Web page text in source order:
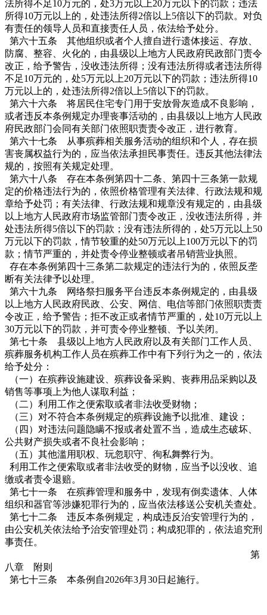
法所得不足10万元的，处3万元以上20万元以下的罚款；违法
所得10万元以上的，处违法所得2倍以上5倍以下的罚款。对负
有责任的领导人员和直接责任人员，依法给予处分。
第六十五条 其他组织或者个人擅自进行遗体接运、存放、
防腐、整容、火化的，由县级以上地方人民政府民政部门责令
改正，给予警告，没收违法所得；没有违法所得或者违法所得
不足10万元的，处5万元以上20万元以下的罚款；违法所得10
万元以上的，处违法所得2倍以上5倍以下的罚款。
第六十六条 将居民住宅专门用于安放骨灰造成不良影响，
或者违反本条例规定办理丧事活动的，由县级以上地方人民政
府民政部门会同有关部门依照职责责令改正，进行教育。
第六十七条 从事殡葬相关服务活动的组织和个人，存在损
害丧属权益行为的，应当依法承担民事责任。违反其他法律法
规的，按照有关规定处理。
第六十八条 存在本条例第四十二条、第四十三条第一款规
定的价格违法行为的，依照价格管理有关法律、行政法规和规
章给予处罚；有关法律、行政法规和规章没有规定的，由县级
以上地方人民政府市场监管部门责令改正，没收违法所得，并
处违法所得5倍以下的罚款；没有违法所得的，处5万元以上50
万元以下的罚款，情节较重的处50万元以上100万元以下的罚
款；情节严重的，并处责令停业整顿或者吊销营业执照。
存在本条例第四十三条第二款规定的违法行为的，依照反垄
断有关法律予以处理。
第六十九条 网络祭扫服务平台违反本条例规定的，由县级
以上地方人民政府民政、公安、网信、电信等部门依照职责责
令改正，给予警告；拒不改正或者情节严重的，处10万元以上
30万元以下的罚款，并可责令停业整顿、予以关闭。
第七十条 县级以上地方人民政府以及有关部门工作人员、
殡葬服务机构工作人员在殡葬工作中有下列行为之一的，依法
给予处分：
（一）在殡葬设施建设、殡葬设备采购、丧葬用品采购以及
销售等事项上为他人谋取利益；
（二）利用工作之便索取或者非法收受财物；
（三）对不符合本条例规定的殡葬设施予以批准、建设；
（四）对违法问题隐瞒不报或者处置不当，造成生态破坏、
公共财产损失或者不良社会影响；
（五）其他滥用职权、玩忽职守、徇私舞弊行为。
利用工作之便索取或者非法收受的财物，应当予以没收、追
缴或者责令退赔。
第七十一条 在殡葬管理和服务中，发现有倒卖遗体、人体
组织和器官等涉嫌犯罪行为的，应当依法移送公安机关查处。
第七十二条 违反本条例规定，构成违反治安管理行为的，
由公安机关依法给予治安管理处罚；构成犯罪的，依法追究刑
事责任。
第
八章 附则
第七十三条 本条例自2026年3月30日起施行。